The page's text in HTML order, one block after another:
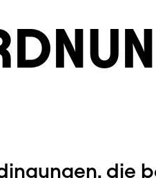
die